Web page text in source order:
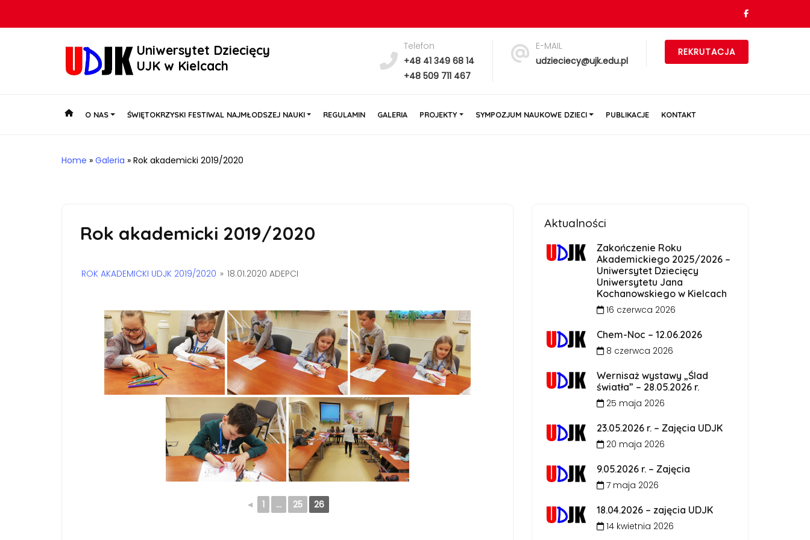
Uniwersytet Dziecięcy
UJK w Kielcach
Telefon
+48 41 349 68 14
+48 509 711 467
E-MAIL
udzieciecy@ujk.edu.pl
REKRUTACJA
O NAS ŚWIĘTOKRZYSKI FESTIWAL NAJMŁODSZEJ NAUKI REGULAMIN GALERIA PROJEKTY SYMPOZJUM NAUKOWE DZIECI PUBLIKACJE KONTAKT
Home » Galeria » Rok akademicki 2019/2020
Rok akademicki 2019/2020
ROK AKADEMICKI UDJK 2019/2020 » 18.01.2020 ADEPCI
◄ 1 ... 25 26
Aktualności
Zakończenie Roku
Akademickiego 2025/2026 –
Uniwersytet Dziecięcy
Uniwersytetu Jana
Kochanowskiego w Kielcach
16 czerwca 2026
Chem-Noc – 12.06.2026
8 czerwca 2026
Wernisaż wystawy „Ślad
światła” – 28.05.2026 r.
25 maja 2026
23.05.2026 r. – Zajęcia UDJK
20 maja 2026
9.05.2026 r. – Zajęcia
7 maja 2026
18.04.2026 – zajęcia UDJK
14 kwietnia 2026